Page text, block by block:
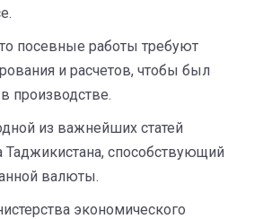
посевные работы требуют
и расчетов, чтобы был
производстве.
из важнейших статей
способствующий
валюты.
экономического